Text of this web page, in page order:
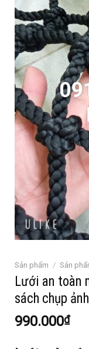
Sản phẩm / Sản
Lưới an toàn
sách chụp
990.000₫